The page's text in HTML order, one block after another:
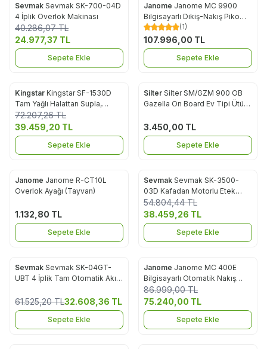
%38
Favorilere Ekle
Sevmak Sevmak SK-700-04D
4 İplik Overlok Makinası
40.286,07TL
24.977,37 TL
Sepete Ekle
Favorilere Ekle
Janome Janome MC 9900
Bilgisayarlı Dikiş-Nakış Piko
Makinesi (1)
107.996,00 TL
Sepete Ekle
%45
Favorilere Ekle
Kingstar Kingstar SF-1530D
Tam Yağlı Halattan Supla,
Çanta Zikzak Dikiş Makinası
72.207,26TL
39.459,20 TL
Sepete Ekle
Favorilere Ekle
Silter Silter SM/GZM 900 OB
Gazella On Board Ev Tipi Ütü
3.450,00 TL
Sepete Ekle
Favorilere Ekle
Janome Janome R-CT10L
Overlok Ayağı (Tayvan)
1.132,80 TL
Sepete Ekle
%30
Favorilere Ekle
Sevmak Sevmak SK-3500-
03D Kafadan Motorlu Etek
Reçme Makinası
54.804,44TL
38.459,26 TL
Sepete Ekle
%47
Favorilere Ekle
Sevmak Sevmak SK-04GT-
UBT 4 İplik Tam Otomatik Akıllı
Makinası
61.525,20TL32.608,36 TL
Sepete Ekle
%14
Favorilere Ekle
Janome Janome MC 400E
Bilgisayarlı Otomatik Nakış
Makinesi
86.999,00TL
75.240,00 TL
Sepete Ekle